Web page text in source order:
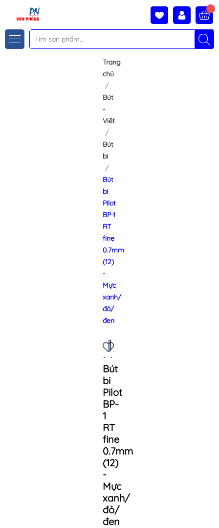
Trang
chủ
Bút
-
Viết
Bút
bi
Bút
bi
Pilot
BP-1
RT
fine
0.7mm
(12)
-
Mực
xanh/
đỏ/
đen
Bút
bi
Pilot
BP-
1
RT
fine
0.7mm
(12)
-
Mực
xanh/
đỏ/
đen